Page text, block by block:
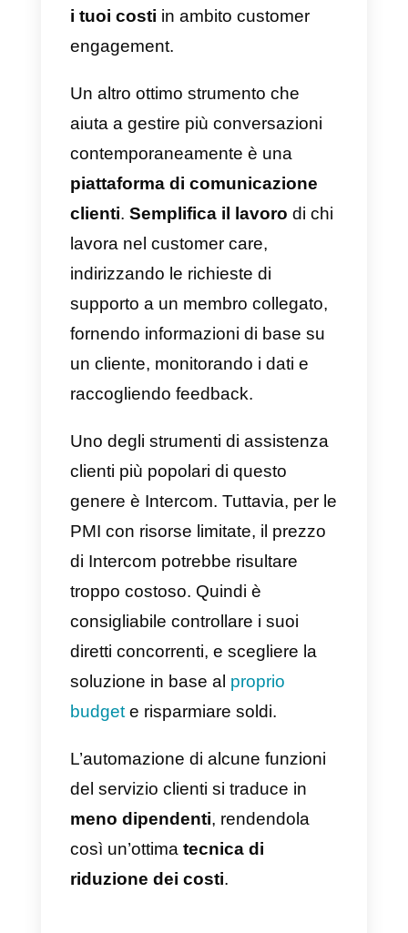
supporto, farai sì che i
agenti siano liberi
attività di alto valore e li renderai
più felici.
Ad esempio, utilizzando un
servizio dicall tracking, potrai
analizzare le chiamate, evitare
chiamate perse, e ottenere un
indicatore significativo
sull’efficacia del tuo marketing.
tuoi costied evitare di buttare
all’aria una grande campagna
pubblicitaria. Inoltre, poiché il
monitoraggio delle chiamate
viene integrato nel tuo CRM, un
agente dell’assistenza clienti può
vedere tutte le informazioni sul
chiamante, e allinearsi
rapidamente sul problema da
risolvere.
Potrà anche fornire un
altamente personalizzato